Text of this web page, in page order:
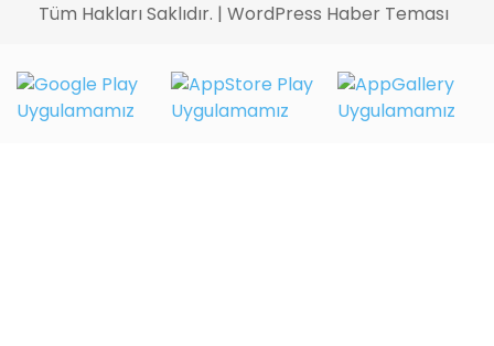
Tüm Hakları Saklıdır. | WordPress Haber Teması